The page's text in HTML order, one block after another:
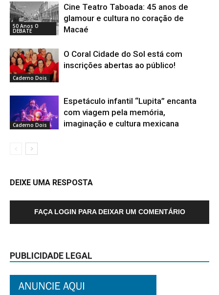
50 Anos O
DEBATE
Cine Teatro Taboada: 45 anos de
glamour e cultura no coração de
Macaé
Caderno Dois
O Coral Cidade do Sol está com
inscrições abertas ao público!
Caderno Dois
Espetáculo infantil “Lupita” encanta
com viagem pela memória,
imaginação e cultura mexicana
DEIXE UMA RESPOSTA
FAÇA LOGIN PARA DEIXAR UM COMENTÁRIO
PUBLICIDADE LEGAL